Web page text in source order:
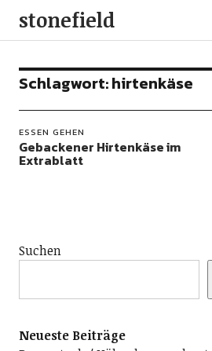
stonefield
Schlagwort:hirtenkäse
ESSEN GEHEN
Gebackener Hirtenkäse im
Extrablatt
Suchen
Neueste Beiträge